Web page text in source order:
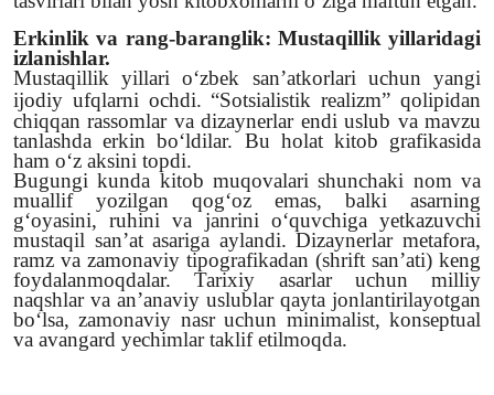
Erkinlik va rang-baranglik: Mustaqillik yillaridagi
izlanishlar.
Mustaqillik yillari o‘zbek san’atkorlari uchun yangi
ijodiy ufqlarni ochdi. “Sotsialistik realizm” qolipidan
chiqqan rassomlar va dizaynerlar endi uslub va mavzu
tanlashda erkin bo‘ldilar. Bu holat kitob grafikasida
ham o‘z aksini topdi.
Bugungi kunda kitob muqovalari shunchaki nom va
muallif yozilgan qog‘oz emas, balki asarning
g‘oyasini, ruhini va janrini o‘quvchiga yetkazuvchi
mustaqil san’at asariga aylandi. Dizaynerlar metafora,
ramz va zamonaviy tipografikadan (shrift san’ati) keng
foydalanmoqdalar. Tarixiy asarlar uchun milliy
naqshlar va an’anaviy uslublar qayta jonlantirilayotgan
bo‘lsa, zamonaviy nasr uchun minimalist, konseptual
va avangard yechimlar taklif etilmoqda.